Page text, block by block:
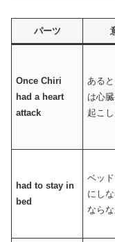
パーツ
Once Chiri
had a heart
attack
ある
は心
起こ
had to stay in
bed
ベッ
にし
なら